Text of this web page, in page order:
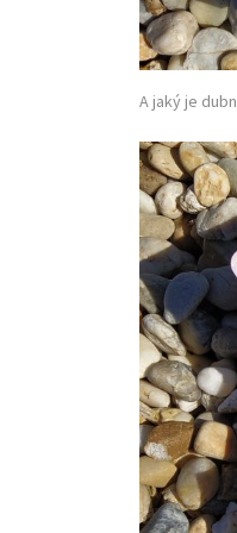
A jaký je